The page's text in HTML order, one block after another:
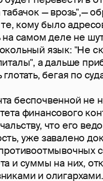
— врозь",—
кому было
самом деле не
язык: "Не
а дальше
бегая по
беспочвенной не
финансового
что его
уже завалено
и суммы на них,
и